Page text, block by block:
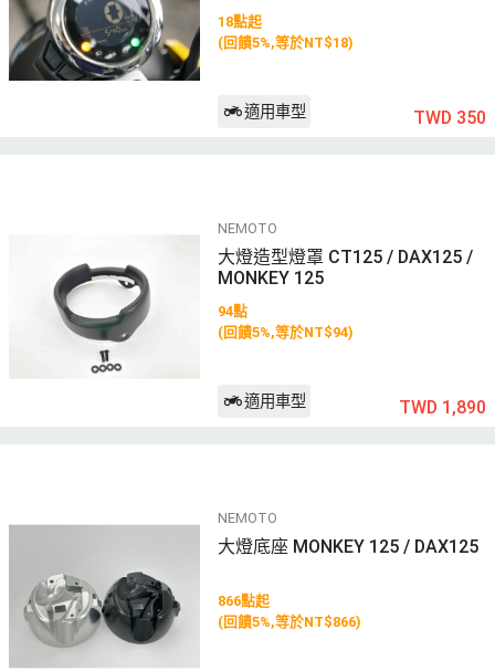
18點起
(回饋5%,等於NT$18)
適用車型 TWD 350
NEMOTO
大燈造型燈罩 CT125 / DAX125 /
MONKEY 125
94點
(回饋5%,等於NT$94)
適用車型 TWD 1,890
NEMOTO
大燈底座 MONKEY 125 / DAX125
866點起
(回饋5%,等於NT$866)